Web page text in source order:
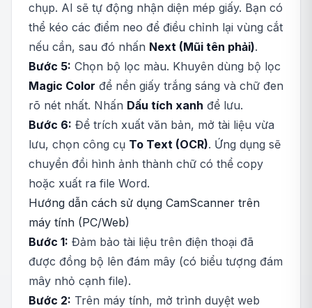
chụp. AI sẽ tự động nhận diện mép giấy. Bạn có
thể kéo các điểm neo để điều chỉnh lại vùng cắt
nếu cần, sau đó nhấn Next (Mũi tên phải).
Bước 5: Chọn bộ lọc màu. Khuyên dùng bộ lọc
Magic Color để nền giấy trắng sáng và chữ đen
rõ nét nhất. Nhấn Dấu tích xanh để lưu.
Bước 6: Để trích xuất văn bản, mở tài liệu vừa
lưu, chọn công cụ To Text (OCR). Ứng dụng sẽ
chuyển đổi hình ảnh thành chữ có thể copy
hoặc xuất ra file Word.
Hướng dẫn cách sử dụng CamScanner trên
máy tính (PC/Web)
Bước 1: Đảm bảo tài liệu trên điện thoại đã
được đồng bộ lên đám mây (có biểu tượng đám
mây nhỏ cạnh file).
Bước 2: Trên máy tính, mở trình duyệt web